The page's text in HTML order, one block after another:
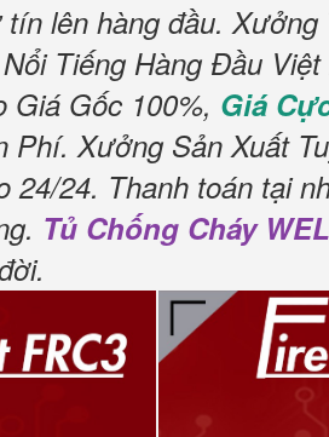
lên hàng đầu. Xưởng
Tiếng Hàng Đầu
Giá Gốc 100%, Giá
Phí. Xưởng Sản Xuất
24/24. Thanh toán tại
Tủ Chống Cháy
.